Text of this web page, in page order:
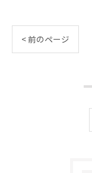
< 前のページ